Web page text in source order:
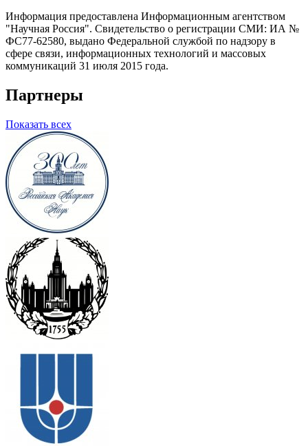
Информация предоставлена Информационным агентством
"Научная Россия". Свидетельство о регистрации СМИ: ИА №
ФС77-62580, выдано Федеральной службой по надзору в
сфере связи, информационных технологий и массовых
коммуникаций 31 июля 2015 года.
Партнеры
Показать всех